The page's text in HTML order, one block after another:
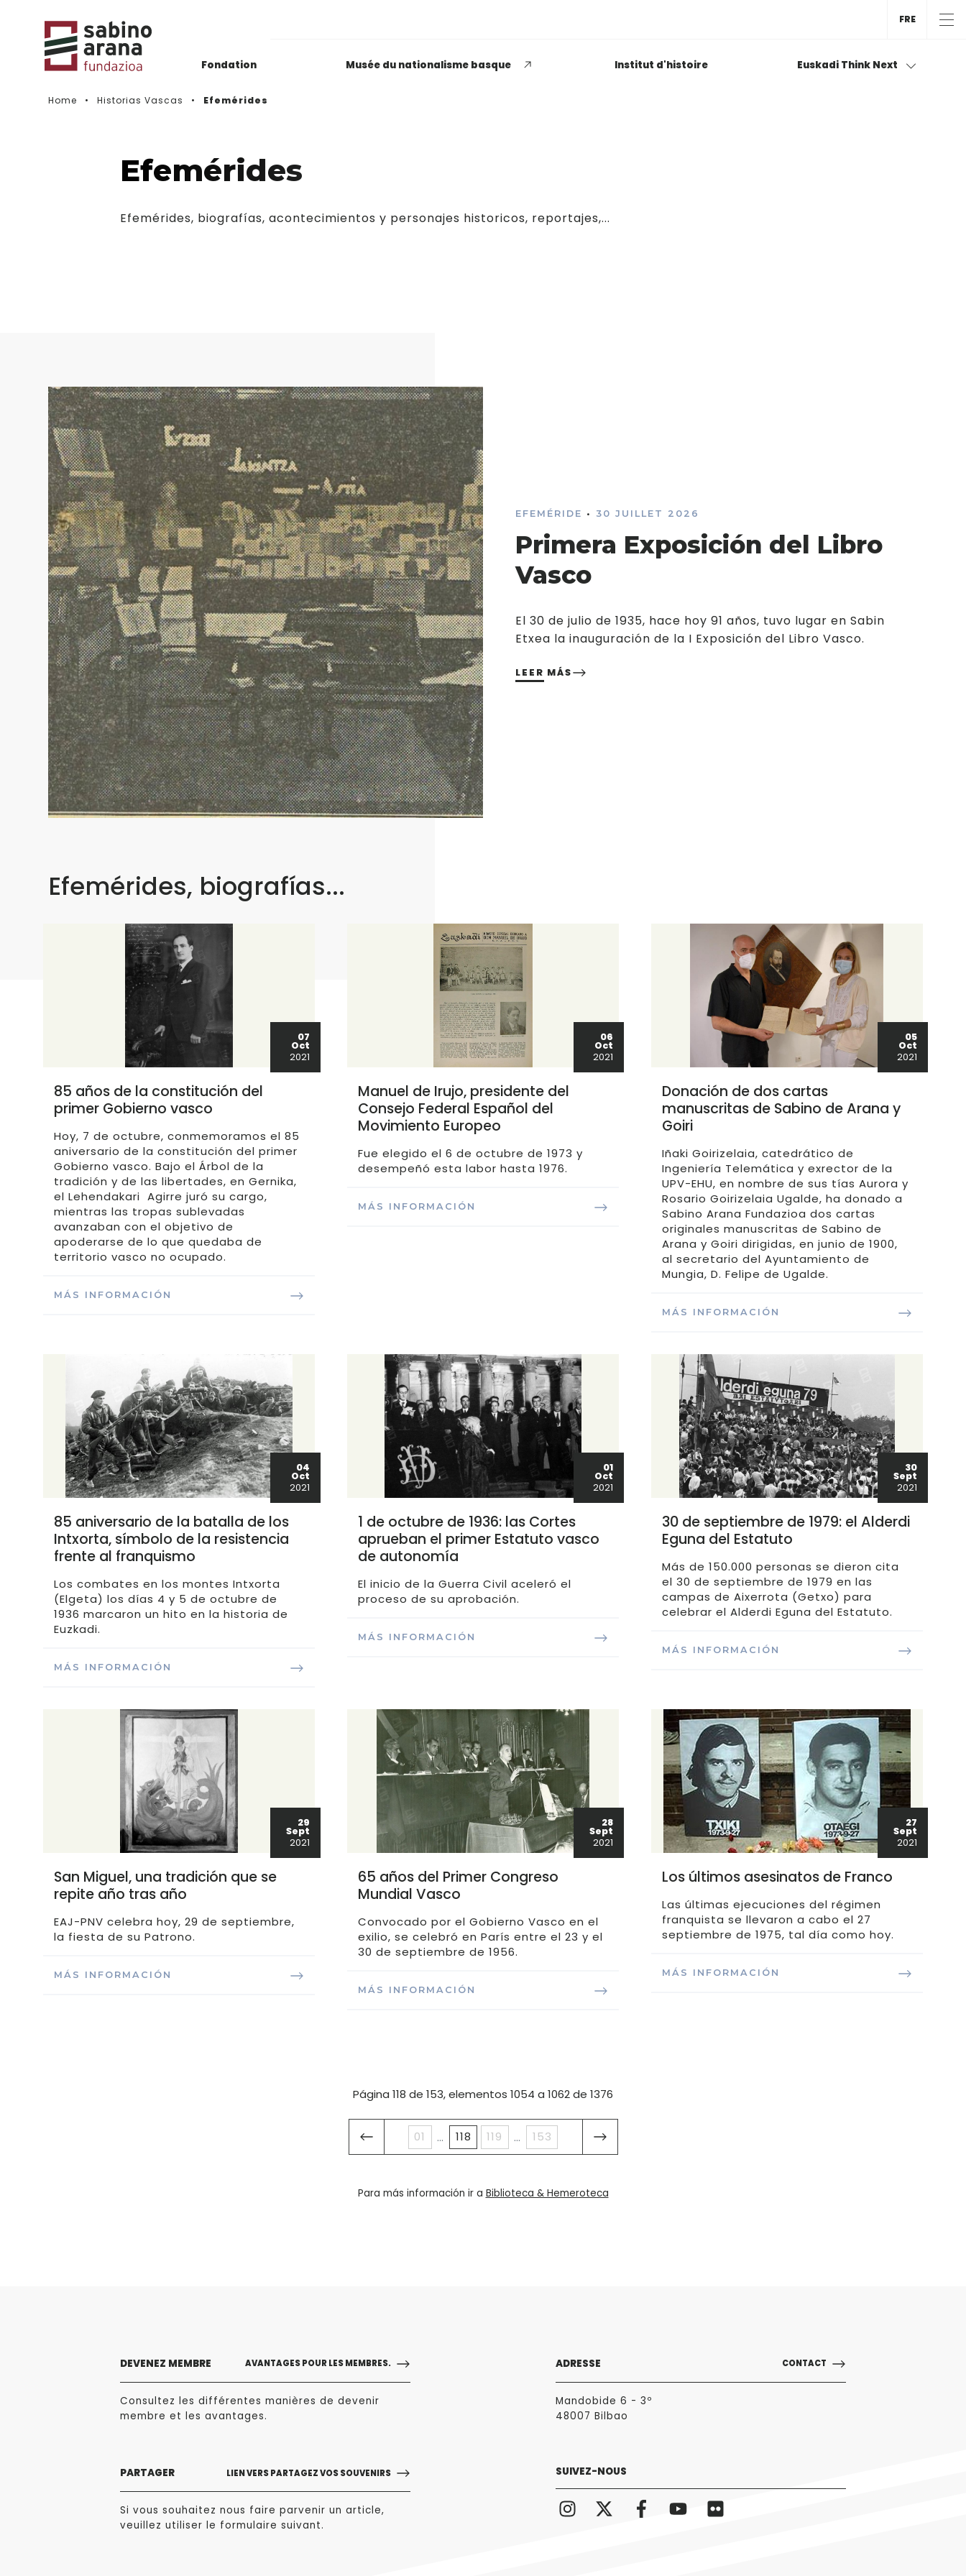
Fondation Musée du nationalisme basque Institut d'histoire Euskadi Think Next
Histórico de convocatorias
respecto a lo que significa
FRE
Home Historias Vascas Efemérides
Efemérides
Efemérides, biografías, acontecimientos y personajes historicos, reportajes,...
EFEMÉRIDE • 30 JUILLET 2026
Primera Exposición del Libro
Vasco
El 30 de julio de 1935, hace hoy 91 años, tuvo lugar en Sabin
Etxea la inauguración de la I Exposición del Libro Vasco.
LEER MÁS
Efemérides, biografías...
07
Oct
2021
85 años de la constitución del
primer Gobierno vasco
Hoy, 7 de octubre, conmemoramos el 85
aniversario de la constitución del primer
Gobierno vasco. Bajo el Árbol de la
tradición y de las libertades, en Gernika,
el Lehendakari Agirre juró su cargo,
mientras las tropas sublevadas
avanzaban con el objetivo de
apoderarse de lo que quedaba de
territorio vasco no ocupado.
MÁS INFORMACIÓN
06
Oct
2021
Manuel de Irujo, presidente del
Consejo Federal Español del
Movimiento Europeo
Fue elegido el 6 de octubre de 1973 y
desempeñó esta labor hasta 1976.
MÁS INFORMACIÓN
05
Oct
2021
Donación de dos cartas
manuscritas de Sabino de Arana y
Goiri
Iñaki Goirizelaia, catedrático de
Ingeniería Telemática y exrector de la
UPV-EHU, en nombre de sus tías Aurora y
Rosario Goirizelaia Ugalde, ha donado a
Sabino Arana Fundazioa dos cartas
originales manuscritas de Sabino de
Arana y Goiri dirigidas, en junio de 1900,
al secretario del Ayuntamiento de
Mungia, D. Felipe de Ugalde.
MÁS INFORMACIÓN
04
Oct
2021
85 aniversario de la batalla de los
Intxorta, símbolo de la resistencia
frente al franquismo
Los combates en los montes Intxorta
(Elgeta) los días 4 y 5 de octubre de
1936 marcaron un hito en la historia de
Euzkadi.
MÁS INFORMACIÓN
01
Oct
2021
1 de octubre de 1936: las Cortes
aprueban el primer Estatuto vasco
de autonomía
El inicio de la Guerra Civil aceleró el
proceso de su aprobación.
MÁS INFORMACIÓN
30
Sept
2021
30 de septiembre de 1979: el Alderdi
Eguna del Estatuto
Más de 150.000 personas se dieron cita
el 30 de septiembre de 1979 en las
campas de Aixerrota (Getxo) para
celebrar el Alderdi Eguna del Estatuto.
MÁS INFORMACIÓN
29
Sept
2021
San Miguel, una tradición que se
repite año tras año
EAJ-PNV celebra hoy, 29 de septiembre,
la fiesta de su Patrono.
MÁS INFORMACIÓN
28
Sept
2021
65 años del Primer Congreso
Mundial Vasco
Convocado por el Gobierno Vasco en el
exilio, se celebró en París entre el 23 y el
30 de septiembre de 1956.
MÁS INFORMACIÓN
27
Sept
2021
Los últimos asesinatos de Franco
Las últimas ejecuciones del régimen
franquista se llevaron a cabo el 27
septiembre de 1975, tal día como hoy.
MÁS INFORMACIÓN
Página 118 de 153, elementos 1054 a 1062 de 1376
01 ... 118 119 ... 153
Para más información ir a Biblioteca & Hemeroteca
DEVENEZ MEMBRE AVANTAGES POUR LES MEMBRES.
Consultez les différentes manières de devenir
membre et les avantages.
PARTAGER LIEN VERS PARTAGEZ VOS SOUVENIRS
Si vous souhaitez nous faire parvenir un article,
veuillez utiliser le formulaire suivant.
ADRESSE CONTACT
Mandobide 6 - 3º
48007 Bilbao
SUIVEZ-NOUS